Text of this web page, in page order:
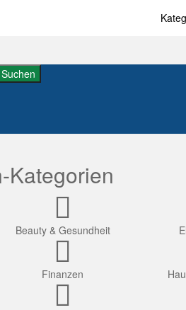
Suchen
Kategorien
Beauty & Gesundheit
Finanzen